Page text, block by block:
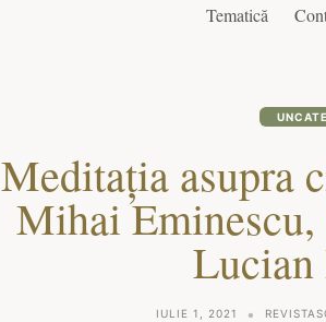
Tematică
Meditaţia asupra
Mihai
IULIE 1, 2021